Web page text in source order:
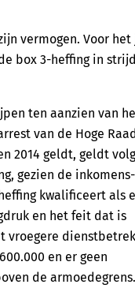
vermogen. Voor het
box 3-heffing in
ten aanzien van
van de Hoge
2014 geldt, geldt
gezien de
kwalificeert als
en het feit dat is
vroegere
en er geen
de